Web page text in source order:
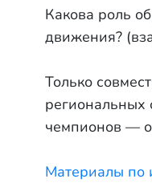
Какова роль
движения?
Только
региональных
чемпионов —
Материалы по